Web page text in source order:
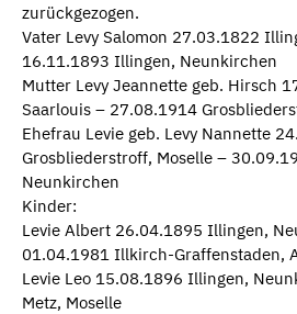
zurückgezogen.
Vater Levy Salomon 27.03.1822
16.11.1893 Illingen, Neunkirchen
Mutter Levy Jeannette geb. Hirsch
Saarlouis – 27.08.1914
Ehefrau Levie geb. Levy Nannette
Grosbliederstroff, Moselle –
Neunkirchen
Kinder:
Levie Albert 26.04.1895 Illingen,
01.04.1981 Illkirch-Graffenstaden,
Levie Leo 15.08.1896 Illingen,
Metz, Moselle